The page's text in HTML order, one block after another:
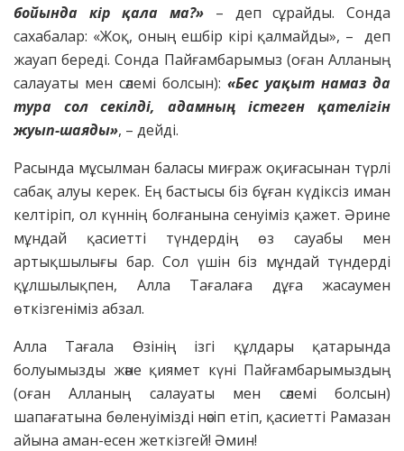
бойында кір қала ма?» – деп сұрайды. Сонда
сахабалар: «Жоқ, оның ешбір кірі қалмайды», – деп
жауап береді. Сонда Пайғамбарымыз (оған Алланың
салауаты мен сәлемі болсын): «Бес уақыт намаз да
тура сол секілді, адамның істеген қателігін
жуып-шаяды», – дейді.
Расында мұсылман баласы миғраж оқиғасынан түрлі
сабақ алуы керек. Ең бастысы біз бұған күдіксіз иман
келтіріп, ол күннің болғанына сенуіміз қажет. Әрине
мұндай қасиетті түндердің өз сауабы мен
артықшылығы бар. Сол үшін біз мұндай түндерді
құлшылықпен, Алла Тағалаға дұға жасаумен
өткізгеніміз абзал.
Алла Тағала Өзінің ізгі құлдары қатарында
болуымызды және қиямет күні Пайғамбарымыздың
(оған Алланың салауаты мен сәлемі болсын)
шапағатына бөленуімізді нәсіп етіп, қасиетті Рамазан
айына аман-есен жеткізгей! Әмин!